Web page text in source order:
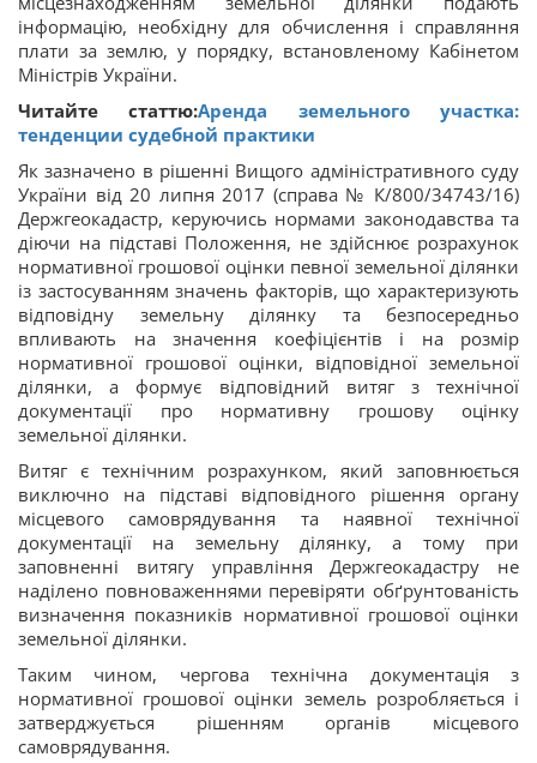
інформацію, необхідну для обчислення і справляння
плати за землю, у порядку, встановленому Кабінетом
Міністрів України.
Читайте статтю:Аренда земельного участка:
тенденции судебной практики
Як зазначено в рішенні Вищого адміністративного суду
України від 20 липня 2017 (справа № К/800/34743/16)
Держгеокадастр, керуючись нормами законодавства та
діючи на підставі Положення, не здійснює розрахунок
нормативної грошової оцінки певної земельної ділянки
із застосуванням значень факторів, що характеризують
відповідну земельну ділянку та безпосередньо
впливають на значення коефіцієнтів і на розмір
нормативної грошової оцінки, відповідної земельної
ділянки, а формує відповідний витяг з технічної
документації про нормативну грошову оцінку
земельної ділянки.
Витяг є технічним розрахунком, який заповнюється
виключно на підставі відповідного рішення органу
місцевого самоврядування та наявної технічної
документації на земельну ділянку, а тому при
заповненні витягу управління Держгеокадастру не
наділено повноваженнями перевіряти обґрунтованість
визначення показників нормативної грошової оцінки
земельної ділянки.
Таким чином, чергова технічна документація з
нормативної грошової оцінки земель розробляється і
затверджується рішенням органів місцевого
самоврядування.